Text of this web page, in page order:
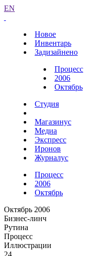
EN
Новое
Инвентарь
Задизайнено
Процесс
2006
Октябрь
Студия
Магазинус
Медиа
Экспресс
Иронов
Журналус
Процесс
2006
Октябрь
Октябрь 2006
Бизнес-линч
Рутина
Процесс
Иллюстрации
24